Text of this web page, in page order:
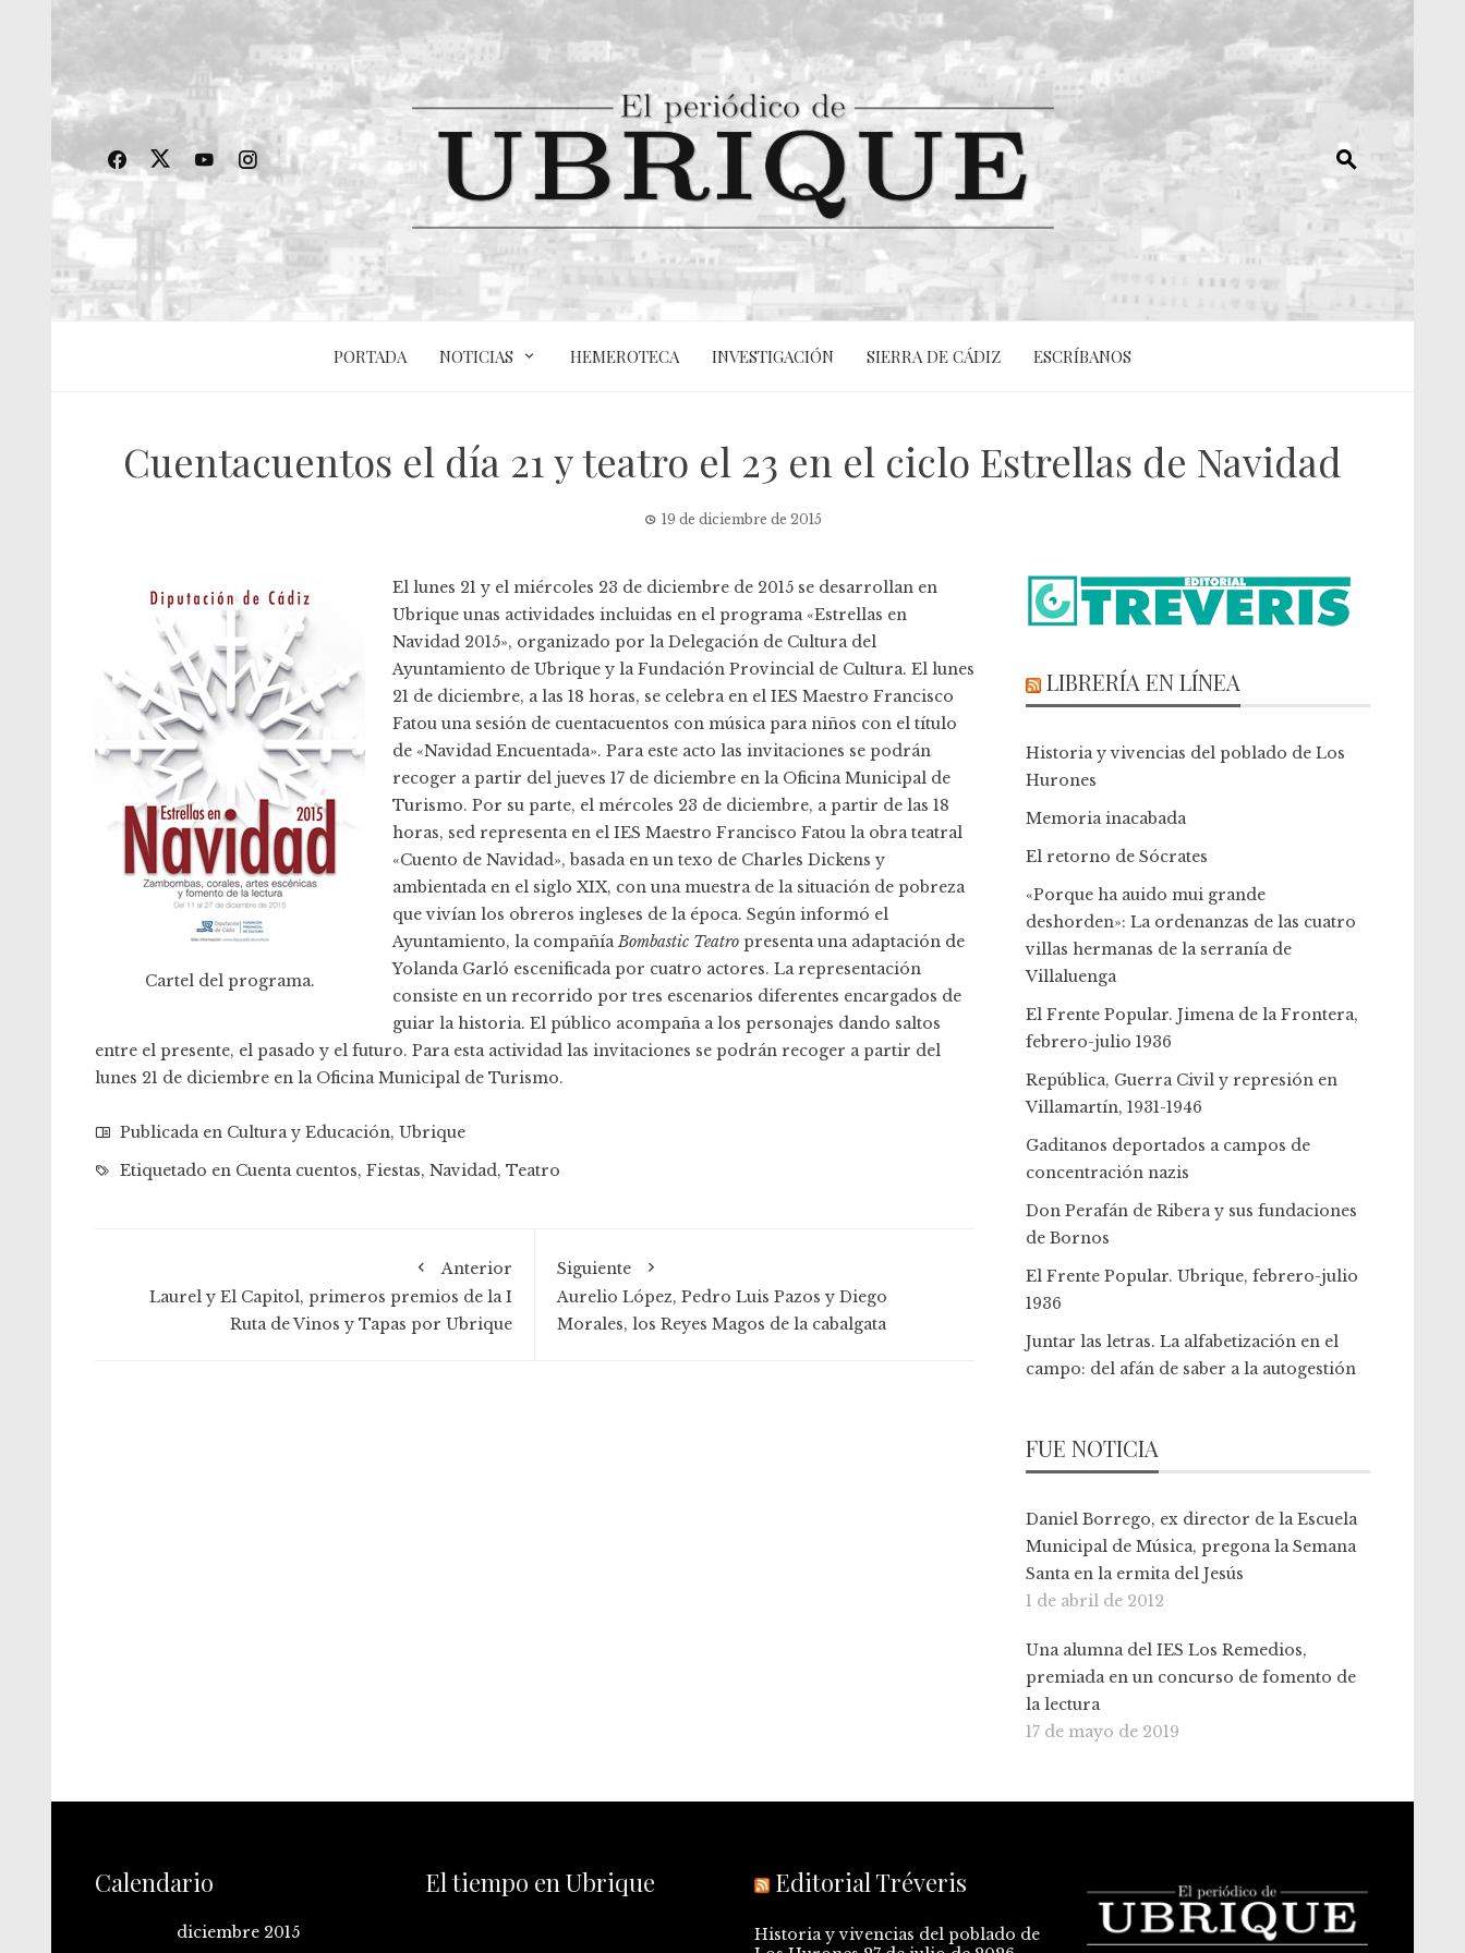
PORTADA NOTICIAS HEMEROTECA INVESTIGACIÓN SIERRA DE CÁDIZ ESCRÍBANOS
Cuentacuentos el día 21 y teatro el 23 en el ciclo Estrellas de Navidad
19 de diciembre de 2015
Cartel del programa.
El lunes 21 y el miércoles 23 de diciembre de 2015 se desarrollan en
Ubrique unas actividades incluidas en el programa «Estrellas en
Navidad 2015», organizado por la Delegación de Cultura del
Ayuntamiento de Ubrique y la Fundación Provincial de Cultura. El lunes
21 de diciembre, a las 18 horas, se celebra en el IES Maestro Francisco
Fatou una sesión de cuentacuentos con música para niños con el título
de «Navidad Encuentada». Para este acto las invitaciones se podrán
recoger a partir del jueves 17 de diciembre en la Oficina Municipal de
Turismo. Por su parte, el mércoles 23 de diciembre, a partir de las 18
horas, sed representa en el IES Maestro Francisco Fatou la obra teatral
«Cuento de Navidad», basada en un texo de Charles Dickens y
ambientada en el siglo XIX, con una muestra de la situación de pobreza
que vivían los obreros ingleses de la época. Según informó el
Ayuntamiento, la compañíaBombastic Teatro presenta una adaptación de
Yolanda Garló escenificada por cuatro actores. La representación
consiste en un recorrido por tres escenarios diferentes encargados de
guiar la historia. El público acompaña a los personajes dando saltos
entre el presente, el pasado y el futuro. Para esta actividad las invitaciones se podrán recoger a partir del
lunes 21 de diciembre en la Oficina Municipal de Turismo.
Publicada en Cultura y Educación, Ubrique
Etiquetado en Cuenta cuentos, Fiestas, Navidad, Teatro
Anterior
Laurel y El Capitol, primeros premios de la I
Ruta de Vinos y Tapas por Ubrique
Siguiente
Aurelio López, Pedro Luis Pazos y Diego
Morales, los Reyes Magos de la cabalgata
LIBRERÍA EN LÍNEA
Historia y vivencias del poblado de Los
Hurones
Memoria inacabada
El retorno de Sócrates
«Porque ha auido mui grande
deshorden»: La ordenanzas de las cuatro
villas hermanas de la serranía de
Villaluenga
El Frente Popular. Jimena de la Frontera,
febrero-julio 1936
República, Guerra Civil y represión en
Villamartín, 1931-1946
Gaditanos deportados a campos de
concentración nazis
Don Perafán de Ribera y sus fundaciones
de Bornos
El Frente Popular. Ubrique, febrero-julio
1936
Juntar las letras. La alfabetización en el
campo: del afán de saber a la autogestión
FUE NOTICIA
Daniel Borrego, ex director de la Escuela
Municipal de Música, pregona la Semana
Santa en la ermita del Jesús
1 de abril de 2012
Una alumna del IES Los Remedios,
premiada en un concurso de fomento de
la lectura
17 de mayo de 2019
Calendario
diciembre 2015
El tiempo en Ubrique Editorial Tréveris
Historia y vivencias del poblado de